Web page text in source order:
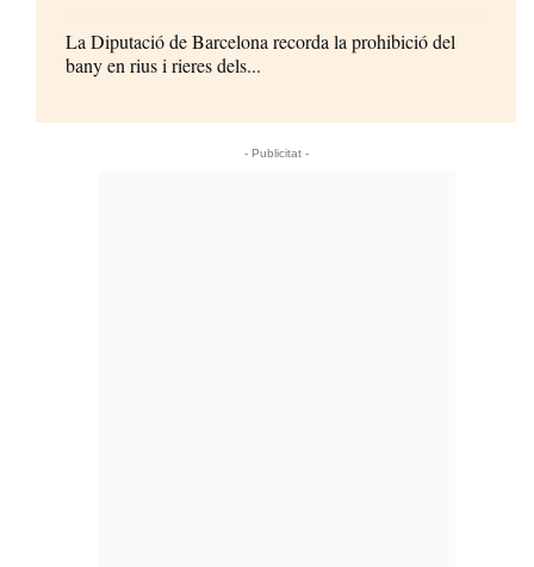
La Diputació de Barcelona recorda la prohibició del
bany en rius i rieres dels...
- Publicitat -